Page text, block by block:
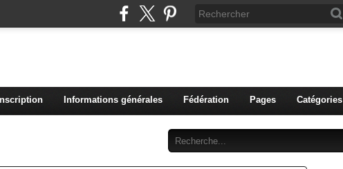
Informations générales Fédération Pages Catégories